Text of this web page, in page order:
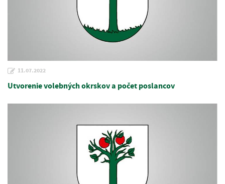
11.07.2022
Utvorenie volebných okrskov a počet poslancov